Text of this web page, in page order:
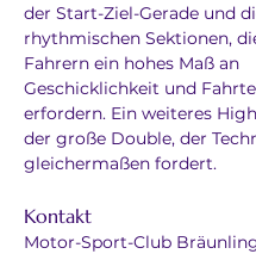
der Start-Ziel-Gerade und
rhythmischen Sektionen,
Fahrern ein hohes Maß an
Geschicklichkeit und
erfordern. Ein weiteres
der große Double, der
gleichermaßen fordert.
Kontakt
Motor-Sport-Club